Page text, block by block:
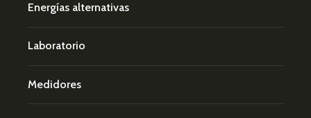
Energías alternativas
Laboratorio
Medidores